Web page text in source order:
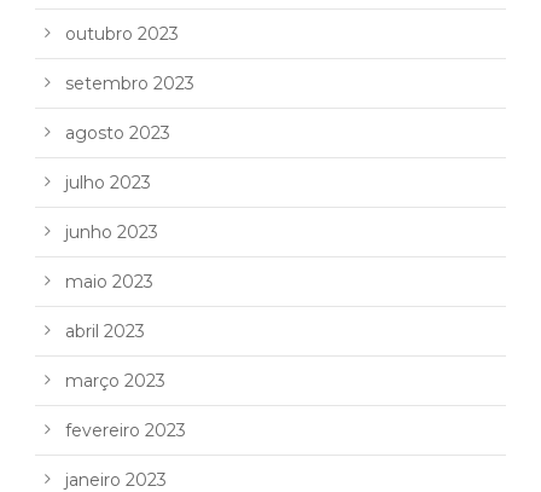
outubro 2023
setembro 2023
agosto 2023
julho 2023
junho 2023
maio 2023
abril 2023
março 2023
fevereiro 2023
janeiro 2023